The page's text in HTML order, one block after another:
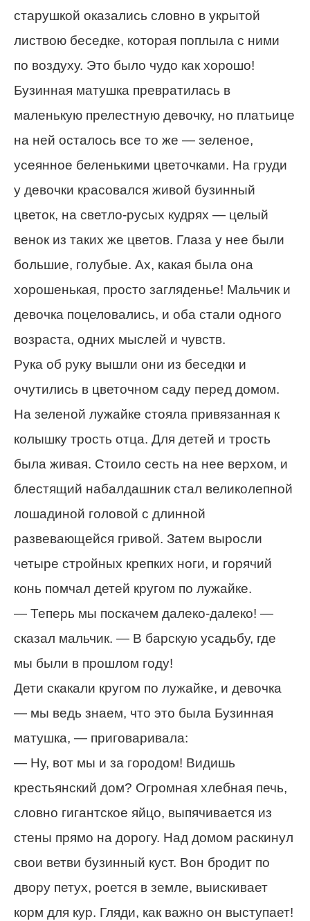
старушкой оказались словно в укрытой
листвою беседке, которая поплыла с ними
по воздуху. Это было чудо как хорошо!
Бузинная матушка превратилась в
маленькую прелестную девочку, но платьице
на ней осталось все то же — зеленое,
усеянное беленькими цветочками. На груди
у девочки красовался живой бузинный
цветок, на светло-русых кудрях — целый
венок из таких же цветов. Глаза у нее были
большие, голубые. Ах, какая была она
хорошенькая, просто загляденье! Мальчик и
девочка поцеловались, и оба стали одного
возраста, одних мыслей и чувств.
Рука об руку вышли они из беседки и
очутились в цветочном саду перед домом.
На зеленой лужайке стояла привязанная к
колышку трость отца. Для детей и трость
была живая. Стоило сесть на нее верхом, и
блестящий набалдашник стал великолепной
лошадиной головой с длинной
развевающейся гривой. Затем выросли
четыре стройных крепких ноги, и горячий
конь помчал детей кругом по лужайке.
— Теперь мы поскачем далеко-далеко! —
сказал мальчик. — В барскую усадьбу, где
мы были в прошлом году!
Дети скакали кругом по лужайке, и девочка
— мы ведь знаем, что это была Бузинная
матушка, — приговаривала:
— Ну, вот мы и за городом! Видишь
крестьянский дом? Огромная хлебная печь,
словно гигантское яйцо, выпячивается из
стены прямо на дорогу. Над домом раскинул
свои ветви бузинный куст. Вон бродит по
двору петух, роется в земле, выискивает
корм для кур. Гляди, как важно он выступает!